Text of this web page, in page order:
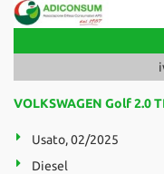
VOLKSWAGEN Golf 2.0
Usato, 02/2025
Diesel